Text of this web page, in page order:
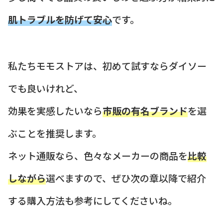
肌トラブルを防げて安心です。
私たちモモストアは、初めて試すならダイソー
でも良いけれど、
効果を実感したいなら市販の有名ブランドを選
ぶことを推奨します。
ネット通販なら、色々なメーカーの商品を比較
しながら選べますので、ぜひ次の章以降で紹介
する購入方法も参考にしてくださいね。